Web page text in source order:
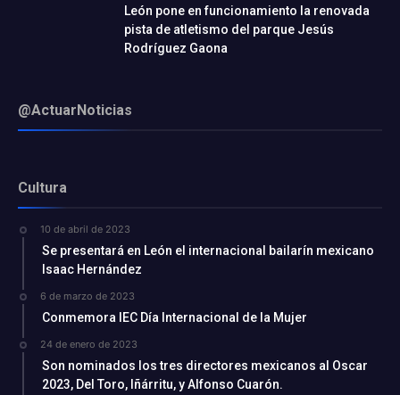
León pone en funcionamiento la renovada
pista de atletismo del parque Jesús
Rodríguez Gaona
@ActuarNoticias
Cultura
10 de abril de 2023
Se presentará en León el internacional bailarín mexicano
Isaac Hernández
6 de marzo de 2023
Conmemora IEC Día Internacional de la Mujer
24 de enero de 2023
Son nominados los tres directores mexicanos al Oscar
2023, Del Toro, Iñárritu, y Alfonso Cuarón.